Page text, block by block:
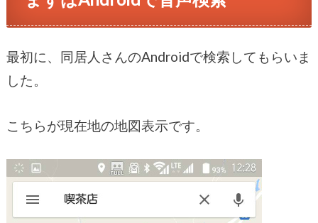
最初に、同居人さんのAndroidで検索してもらいま
した。
こちらが現在地の地図表示です。